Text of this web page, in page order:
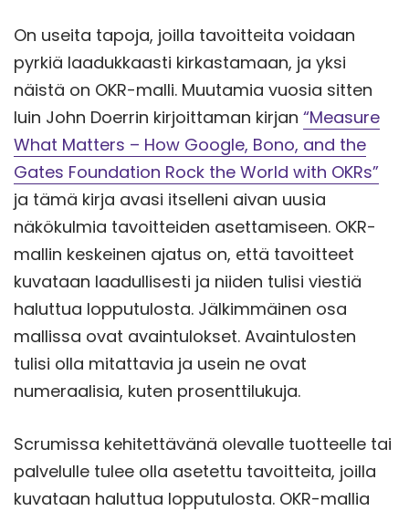
On useita tapoja, joilla tavoitteita voidaan
pyrkiä laadukkaasti kirkastamaan, ja yksi
näistä on OKR-malli. Muutamia vuosia sitten
luin John Doerrin kirjoittaman kirjan “Measure
What Matters – How Google, Bono, and the
Gates Foundation Rock the World with OKRs”
ja tämä kirja avasi itselleni aivan uusia
näkökulmia tavoitteiden asettamiseen. OKR-
mallin keskeinen ajatus on, että tavoitteet
kuvataan laadullisesti ja niiden tulisi viestiä
haluttua lopputulosta. Jälkimmäinen osa
mallissa ovat avaintulokset. Avaintulosten
tulisi olla mitattavia ja usein ne ovat
numeraalisia, kuten prosenttilukuja.
Scrumissa kehitettävänä olevalle tuotteelle tai
palvelulle tulee olla asetettu tavoitteita, joilla
kuvataan haluttua lopputulosta. OKR-mallia